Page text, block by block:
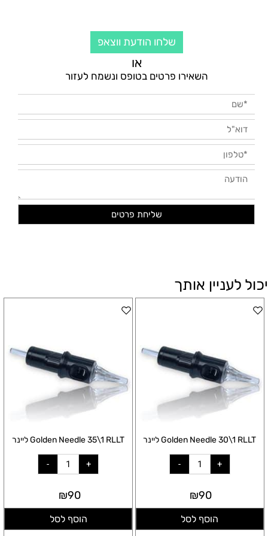
שלחו הודעת ווצאפ
או
השאירו פרטים בטופס ונשמח לעזור
יכול לעניין אותך
Golden Needle 30\1 RLLT ליינר
₪90
הוסף לסל
Golden Needle 35\1 RLLT ליינר
₪90
הוסף לסל